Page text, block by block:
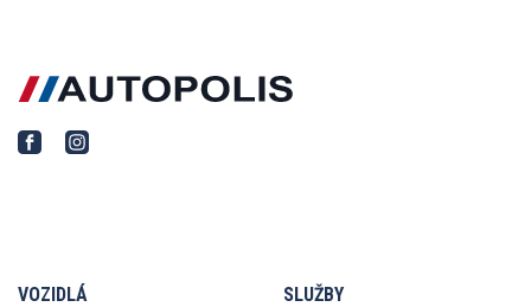
VOZIDLÁ SLUŽBY